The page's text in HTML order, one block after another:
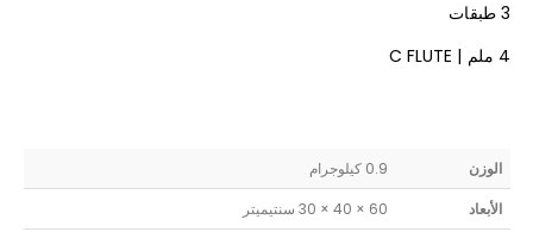
3 طبقات
4 ملم | C FLUTE
الوزن
0.9 كيلوجرام
الأبعاد
60 × 40 × 30 سنتيميتر